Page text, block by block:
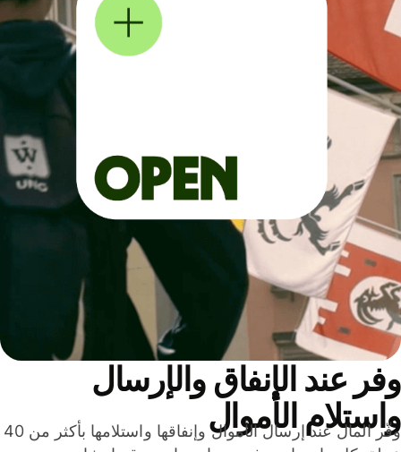
عند الإنفاق والإرسال
الأموال
وفّر المال عند إرسال الأموال وإنفاقها واستلامها بأكثر من 40